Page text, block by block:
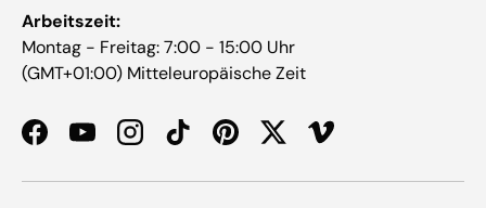
Arbeitszeit:
Montag - Freitag: 7:00 - 15:00 Uhr
(GMT+01:00) Mitteleuropäische Zeit
FacebookYouTubeInstagramTikTokPinterestTwitterVimeo